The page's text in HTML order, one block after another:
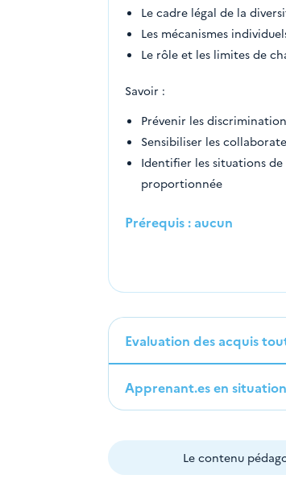
Le cadre légal de la
Les mécanismes
Le rôle et les limites de
Savoir :
Prévenir les
Sensibiliser les
Identifier les situations
proportionnée
Prérequis : aucun
Evaluation des acquis
Apprenant.es en
Le contenu